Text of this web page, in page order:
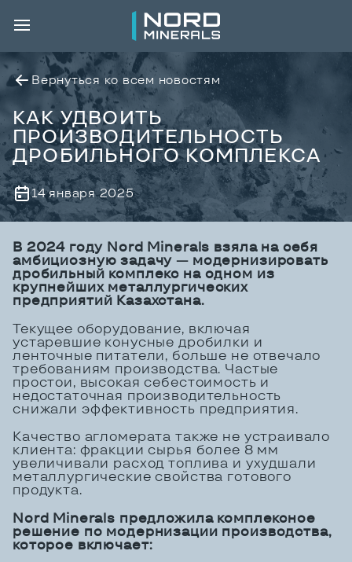
Вернуться ко всем новостям
КАК УДВОИТЬ
ПРОИЗВОДИТЕЛЬНОСТЬ
ДРОБИЛЬНОГО КОМПЛЕКСА
14 января 2025
В 2024 году Nord Minerals взяла на себя
амбициозную задачу — модернизировать
дробильный комплекс на одном из
крупнейших металлургических
предприятий Казахстана.
Текущее оборудование, включая
устаревшие конусные дробилки и
ленточные питатели, больше не отвечало
требованиям производства. Частые
простои, высокая себестоимость и
недостаточная производительность
снижали эффективность предприятия.
Качество агломерата также не устраивало
клиента: фракции сырья более 8 мм
увеличивали расход топлива и ухудшали
металлургические свойства готового
продукта.
Nord Minerals предложила комплексное
решение по модернизации производства,
которое включает: